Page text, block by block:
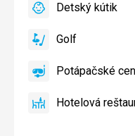
bazéne
Detský
Detské
Detský
Detský kútik
áno
Golf Golf
áno
Potápačské
áno
Hotelová
áno